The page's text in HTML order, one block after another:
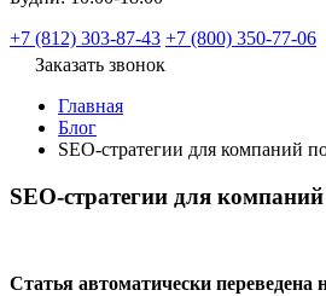
+7 (812) 303-87-43 +7 (800) 350-77-06
Заказать звонок
Главная
Блог
SEO-стратегии для компаний
SEO-стратегии для
Статья автоматически переведена